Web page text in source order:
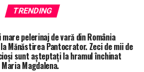
TRENDING
mare pelerinaj de vară din România
Mănăstirea Pantocrator. Zeci de mii de
sunt așteptați la hramul închinat
Magdalena.